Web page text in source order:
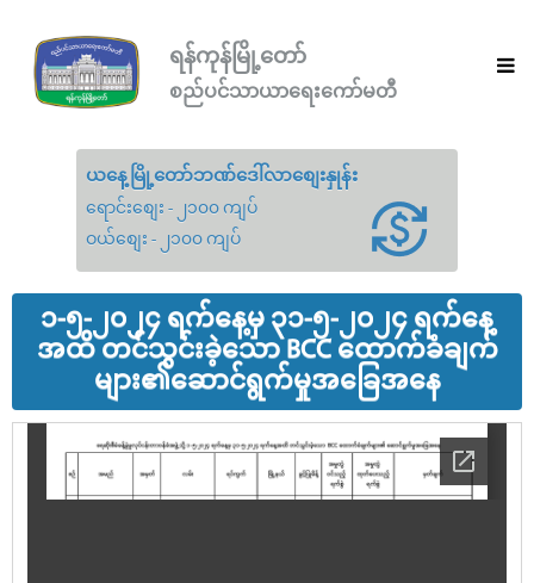
ရန်ကုန်မြို့တော်
စည်ပင်သာယာရေးကော်မတီ
ယနေ့မြို့တော်ဘဏ်ဒေါ်လာစျေးနှုန်း
ရောင်းစျေး - ၂၁၀၀ ကျပ်
ဝယ်စျေး - ၂၁၀၀ ကျပ်
၁-၅-၂၀၂၄ ရက်နေ့မှ ၃၁-၅-၂၀၂၄ ရက်နေ့
အထိ တင်သွင်းခဲ့သော BCC ထောက်ခံချက်
များ၏ဆောင်ရွက်မှုအခြေအနေ